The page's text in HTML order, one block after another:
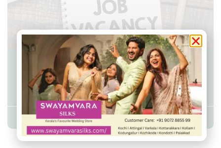
ആറ്റിങ്ങലിലെ പ്രമുഖ സൈക്കിൾ
ഷോപ്പിൽ ജോലി ഒഴിവുകൾ.
Admin YS June 18, 2026 7:57 pm